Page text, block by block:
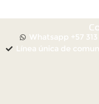
Whatsapp +57
Línea única de